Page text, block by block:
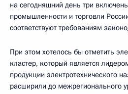
на сегодняшний день три
промышленности и торговли
соответствуют требованиям
При этом хотелось бы отметить
кластер, который является
продукции электротехнического
расширили до межрегионального